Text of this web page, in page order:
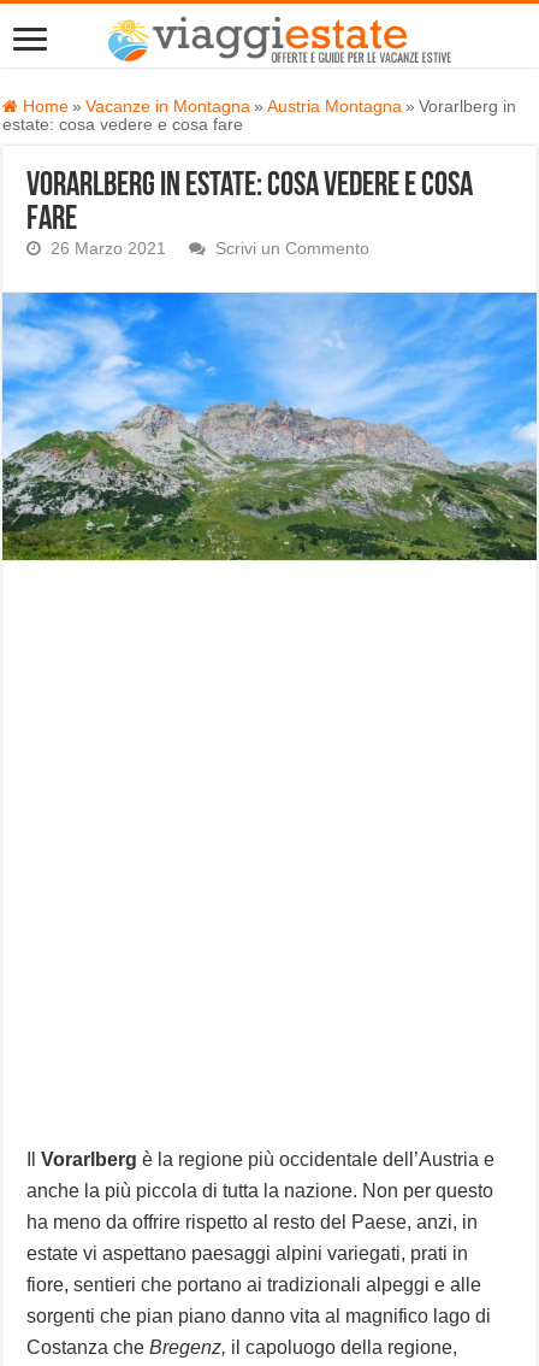
Home » Vacanze in Montagna » Austria Montagna » Vorarlberg in
estate: cosa vedere e cosa fare
Vorarlberg in estate: cosa vedere e cosa
fare
26 Marzo 2021 Scrivi un Commento
IlVorarlberg è la regione più occidentale dell’Austria e
anche la più piccola di tutta la nazione. Non per questo
ha meno da offrire rispetto al resto del Paese, anzi, in
estate vi aspettano paesaggi alpini variegati, prati in
fiore, sentieri che portano ai tradizionali alpeggi e alle
sorgenti che pian piano danno vita al magnifico lago di
Costanza cheBregenz, il capoluogo della regione,